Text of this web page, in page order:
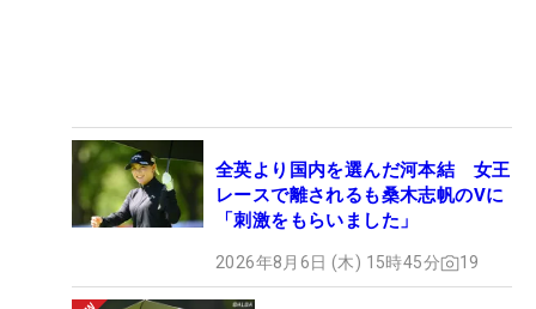
全英より国内を選んだ河本結 女王
レースで離されるも桑木志帆のVに
「刺激をもらいました」
2026年8月6日 (木) 15時45分 19